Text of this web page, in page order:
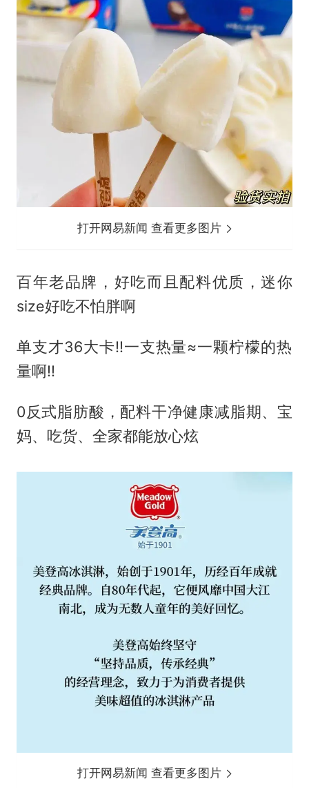
打开网易新闻 查看更多图片
百年老品牌，好吃而且配料优质，迷你
size好吃不怕胖啊
单支才36大卡‼️一支热量≈一颗柠檬的热
量啊‼️
0反式脂肪酸，配料干净健康减脂期、宝
妈、吃货、全家都能放心炫
打开网易新闻 查看更多图片